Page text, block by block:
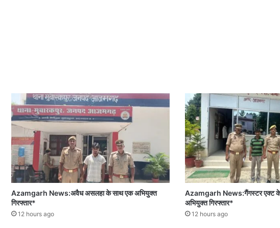
Azamgarh News:अवैध असलहा के साथ एक अभियुक्त
गिरफ्तार*
12 hours ago
Azamgarh News:गैंगस्टर एक्ट के
अभियुक्त गिरफ्तार*
12 hours ago